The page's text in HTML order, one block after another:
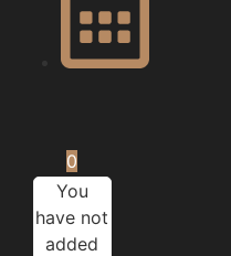
0
You
have not
added